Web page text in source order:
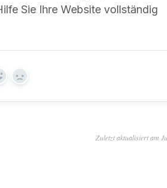
Sie Ihre Website vollständig
Nein
Zuletzt aktualisiert am